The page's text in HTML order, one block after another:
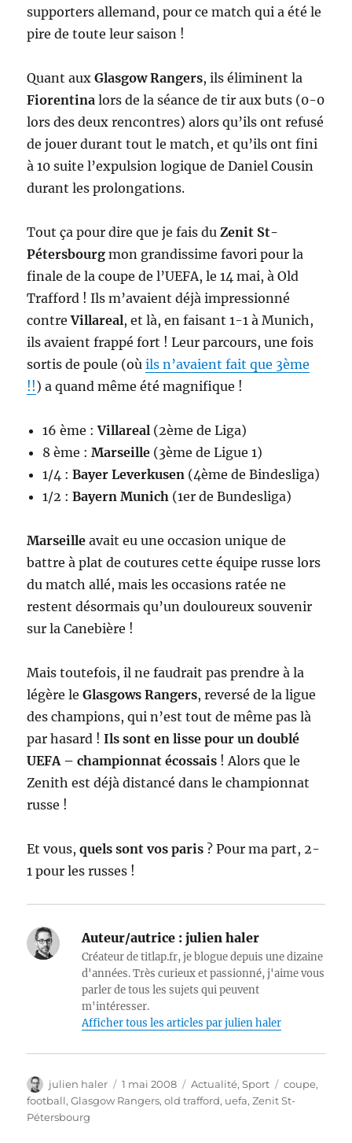
supporters allemand, pour ce match qui a été le
pire de toute leur saison !
Quant auxGlasgow Rangers, ils éliminent la
Fiorentinalors de la séance de tir aux buts (0-0
lors des deux rencontres) alors qu’ils ont refusé
de jouer durant tout le match, et qu’ils ont fini
à 10 suite l’expulsion logique de Daniel Cousin
durant les prolongations.
Tout ça pour dire que je fais du Zenit St-
Pétersbourg mon grandissime favori pour la
finale de la coupe de l’UEFA, le 14 mai, à Old
Trafford ! Ils m’avaient déjà impressionné
contreVillareal, et là, en faisant 1-1 à Munich,
ils avaient frappé fort ! Leur parcours, une fois
sortis de poule (oùils n’avaient fait que 3ème
!!) a quand même été magnifique !
16 ème :Villareal (2ème de Liga)
8 ème :Marseille (3ème de Ligue 1)
1/4 :Bayer Leverkusen (4ème de Bindesliga)
1/2 :Bayern Munich (1er de Bundesliga)
Marseilleavait eu une occasion unique de
battre à plat de coutures cette équipe russe lors
du match allé, mais les occasions ratée ne
restent désormais qu’un douloureux souvenir
sur la Canebière !
Mais toutefois, il ne faudrait pas prendre à la
légère leGlasgows Rangers, reversé de la ligue
des champions, qui n’est tout de même pas là
par hasard !Ils sont en lisse pour un doublé
UEFA – championnat écossais ! Alors que le
Zenith est déjà distancé dans le championnat
russe !
Et vous,quels sont vos paris ? Pour ma part, 2-
1 pour les russes !
Auteur/autrice : julien haler
Créateur de titlap.fr, je blogue depuis une dizaine
d'années. Très curieux et passionné, j'aime vous
parler de tous les sujets qui peuvent
m'intéresser.
Afficher tous les articles par julien haler
Auteur
julien haler
Publié
le
1 mai 2008 Catégories
Actualité,Sport Étiquettes
coupe,
football,Glasgow Rangers,old trafford, uefa,Zenit St-
Pétersbourg